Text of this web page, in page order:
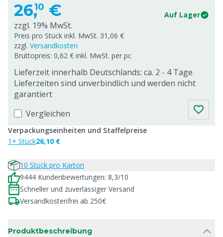
26,10 € Auf Lager
zzgl. 19% MwSt.
Preis pro Stück inkl. MwSt. 31,06 €
zzgl. Versandkosten
Bruttopreis: 0,62 € inkl. MwSt. per pc
Lieferzeit innerhalb Deutschlands: ca. 2 - 4 Tage
Lieferzeiten sind unverbindlich und werden nicht
garantiert
Vergleichen
Verpackungseinheiten und Staffelpreise
1+ Stück26,10 €
10 Stück pro Karton
9444 Kundenbewertungen: 8,3/10
Schneller und zuverlässiger Versand
Versandkostenfrei ab 250€
Produktbeschreibung